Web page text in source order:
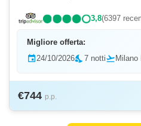
3,8(6397
Migliore offerta:
event24/10/2026nights_stay7 nottiflight_takeoff Milano
€744 p.p.